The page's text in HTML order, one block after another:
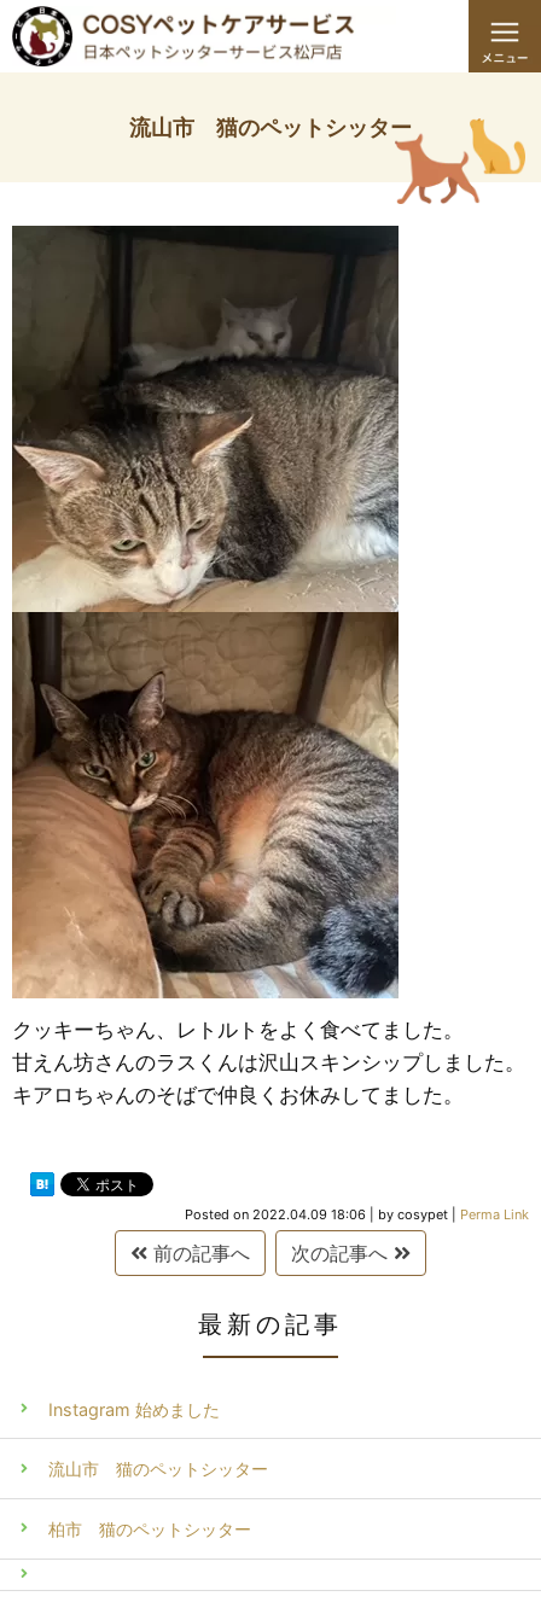
流山市 猫のペットシッター
クッキーちゃん、レトルトをよく食べてました。
甘えん坊さんのラスくんは沢山スキンシップしました。
キアロちゃんのそばで仲良くお休みしてました。
Posted on 2022.04.09 18:06 by cosypet Perma Link
前の記事へ 次の記事へ
最新の記事
Instagram 始めました
流山市 猫のペットシッター
柏市 猫のペットシッター